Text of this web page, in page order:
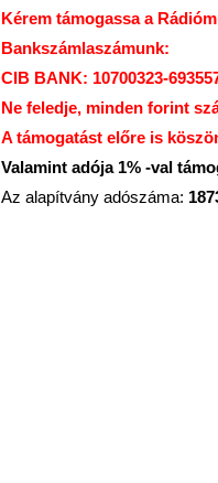
Kérem támogassa a
Bankszámlaszámunk:
CIB BANK: 10700323-
Ne feledje, minden forint
A támogatást előre is
Valamint adója 1% -val
Az alapítvány adószáma: